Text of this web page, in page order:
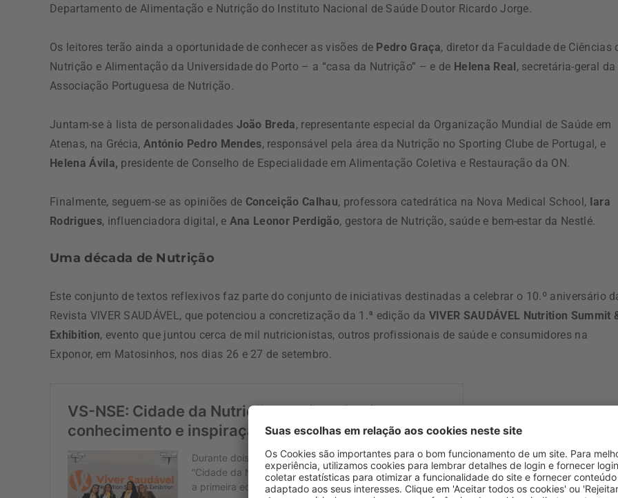
Departamento de Alimentação e Nutrição do Instituto Nacional de Saúde Doutor Ricardo Jorge.
Os leitores terão ainda a oportunidade de conhecer as visões de Pedro Graça, diretor da Faculdade de Ciências
Nutrição e Alimentação da Universidade do Porto – a “casa da Nutrição” – e de Helena Real , secretária-geral da
Associação Portuguesa de Nutrição.
Juntam-se à lista de personalidades João Breda, representante especial da Organização Mundial de Saúde em
Atenas, na Grécia,António Pedro Mendes, responsável pela área da Nutrição no Sporting Clube de Portugal, e
Helena Ávila, presidente de Conselho de Especialidade em Alimentação Coletiva e Restauração da ON.
Finalmente, seguem-se as opiniões de Conceição Calhau, professora catedrática na Nova Medical School, Iara
Rodrigues, influenciadora digital, e Ana Leonor Perdigão, gestora de Nutrição, saúde e bem-estar da Nestlé.
Uma década de Nutrição
Este conjunto de textos reflexivos faz parte do conjunto de iniciativas destinadas a celebrar o 10.º aniversário
Revista VIVER SAUDÁVEL, que potenciou a concretização da 1.ª edição da VIVER SAUDÁVEL Nutrition Summit
Exhibition, evento que juntou cerca de mil nutricionistas, outros profissionais de saúde e consumidores na
Exponor, em Matosinhos, nos dias 26 e 27 de setembro.